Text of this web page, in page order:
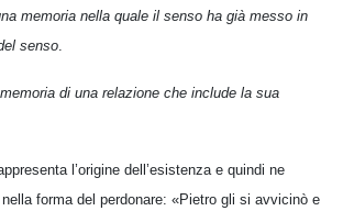
memoria nella quale il senso ha già messo in
senso
di una relazione che include la sua
l’origine dell’esistenza e quindi ne
forma del perdonare: «Pietro gli si avvicinò e